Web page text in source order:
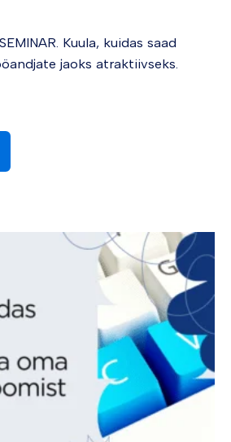
Kuula, kuidas saad
jaoks atraktiivseks.